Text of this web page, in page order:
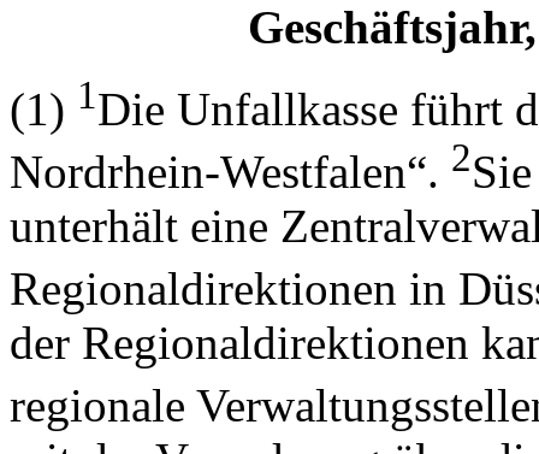
(1) 1Die Unfallkasse führt
Nordrhein-Westfalen“. 2
unterhält eine
Regionaldirektionen in
der Regionaldirektionen
regionale